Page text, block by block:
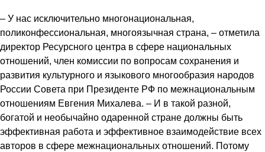
– У нас исключительно многонациональная,
поликонфессиональная, многоязычная страна, – отметила
директор Ресурсного центра в сфере национальных
отношений, член комиссии по вопросам сохранения и
развития культурного и языкового многообразия народов
России Совета при Президенте РФ по межнациональным
отношениям Евгения Михалева. – И в такой разной,
богатой и необычайно одаренной стране должны быть
эффективная работа и эффективное взаимодействие всех
авторов в сфере межнациональных отношений. Потому